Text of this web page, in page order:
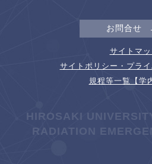
お問合せ
サイトマ
サイトポリシー・プラ
規程等一覧【学
HIROSAKI
RADIATION